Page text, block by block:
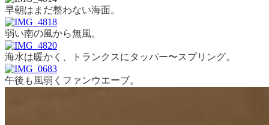
早朝はまだ整わない海面。
弱い南の風から無風。
海水は暖かく、トランクスにタッパー〜スプリング。
午後も風弱くファンウエーブ。